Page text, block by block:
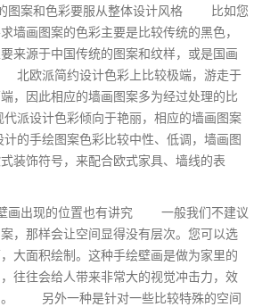
案和色彩要服从整体设计风格 比如您
墙画图案的色彩主要是比较传统的黑色，
来源于中国传统的图案和纹样，或是国画
欧派简约设计色彩上比较极端，游走于
，因此相应的墙画图案多为经过处理的比
设计色彩倾向于艳丽，相应的墙画图案
手绘图案色彩比较中性、低调，墙画图
装饰符号，来配合欧式家具、墙线的表
出现的位置也有讲究 一般我们不建议
，那样会让空间显得没有层次。您可以选
大面积绘制。这种手绘壁画是做为家里的
往往会给人带来非常大的视觉冲击力，效
。 另外一种是针对一些比较特殊的空间